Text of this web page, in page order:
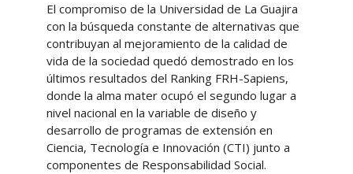
El compromiso de la Universidad de La Guajira
con la búsqueda constante de alternativas que
contribuyan al mejoramiento de la calidad de
vida de la sociedad quedó demostrado en los
últimos resultados del Ranking FRH-Sapiens,
donde la alma mater ocupó el segundo lugar a
nivel nacional en la variable de diseño y
desarrollo de programas de extensión en
Ciencia, Tecnología e Innovación (CTI) junto a
componentes de Responsabilidad Social.